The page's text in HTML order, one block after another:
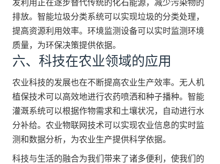
发利用正在逐步替代传统的化石能源，减少污染物的
排放。智能垃圾分类系统可以实现垃圾的分类处理，
提高资源利用效率。环境监测设备可以实时监测环境
质量，为环保决策提供依据。
六、科技在农业领域的应用
农业科技的发展也在不断提高农业生产效率。无人机
植保技术可以高效地进行农药喷洒和种子播种。智能
灌溉系统可以根据作物需求和土壤状况，自动进行水
分补给。农业物联网技术可以实现农业信息的实时监
测和数据分析，为农业生产提供科学依据。
科技与生活的融合为我们带来了诸多便利，使我们的